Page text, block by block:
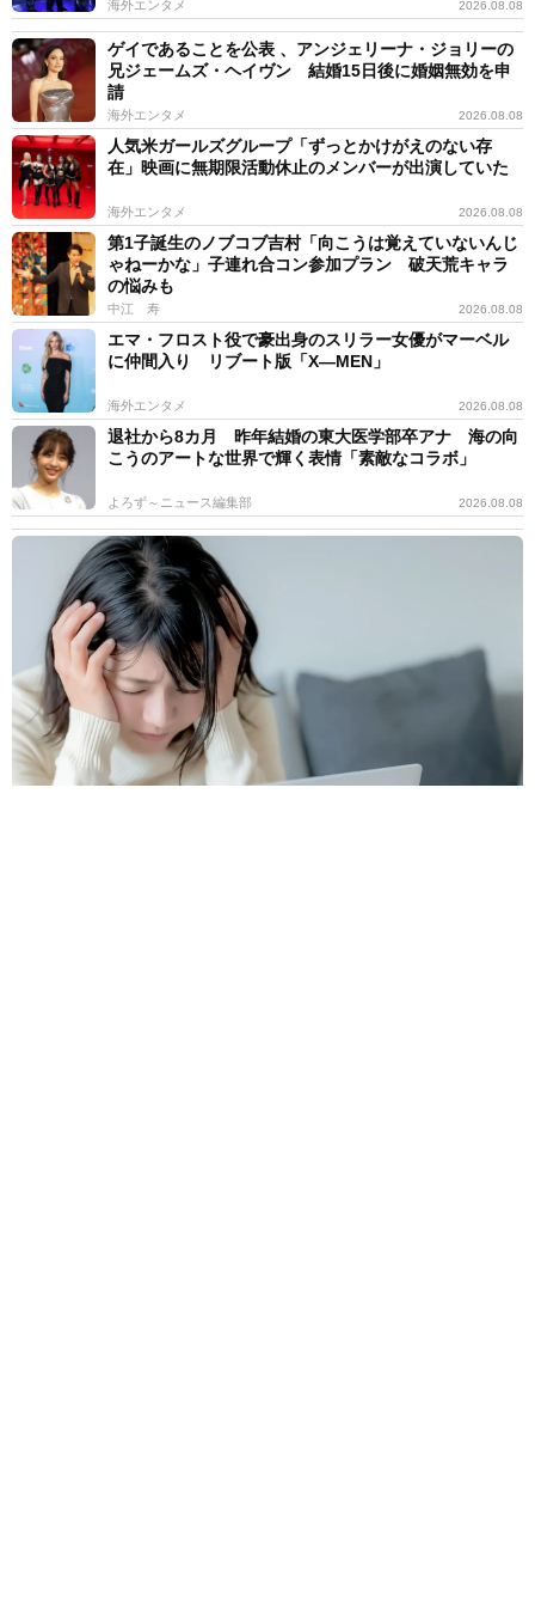
海外エンタメ 2026.08.08
ゲイであることを公表 、アンジェリーナ・ジョリーの
兄ジェームズ・ヘイヴン 結婚15日後に婚姻無効を申
請
海外エンタメ 2026.08.08
人気米ガールズグループ「ずっとかけがえのない存
在」映画に無期限活動休止のメンバーが出演していた
海外エンタメ 2026.08.08
第1子誕生のノブコブ吉村「向こうは覚えていないんじ
ゃねーかな」子連れ合コン参加プラン 破天荒キャラ
の悩みも
中江 寿 2026.08.08
エマ・フロスト役で豪出身のスリラー女優がマーベル
に仲間入り リブート版「X―MEN」
海外エンタメ 2026.08.08
退社から8カ月 昨年結婚の東大医学部卒アナ 海の向
こうのアートな世界で輝く表情「素敵なコラボ」
よろず～ニュース編集部 2026.08.08